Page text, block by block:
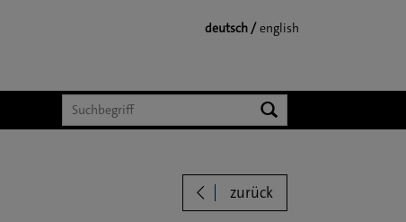
deutsch
english
zurück